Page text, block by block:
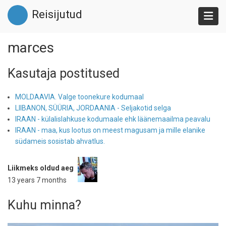
Liigu
edasi
põhisisu
Reisijutud
marces
Kasutaja postitused
MOLDAAVIA. Valge toonekure kodumaal
LIIBANON, SÜÜRIA, JORDAANIA - Seljakotid selga
IRAAN - külalislahkuse kodumaale ehk läänemaailma peavalu
IRAAN - maa, kus lootus on meest magusam ja mille elanike
südameis sosistab ahvatlus.
Liikmeks oldud aeg
13 years 7 months
Kuhu minna?